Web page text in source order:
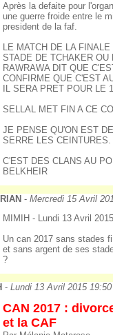
Après la defaite pour
une guerre froide entre le
president de la faf.
LE MATCH DE LA
STADE DE TCHAKER OU
RAWRAWA DIT QUE
CONFIRME QUE C'EST
IL SERA PRET POUR LE
SELLAL MET FIN A CE
JE PENSE QU'ON EST
SERRE LES CEINTURES.
C'EST DES CLANS AU
BELKHEIR
-Mercredi 15 Avril
MIMIH - Lundi 13 Avril
Un can 2017 sans stades
et sans argent de ses
?
-Lundi 13 Avril 2015 19:50
CAN 2017 :
et la CAF